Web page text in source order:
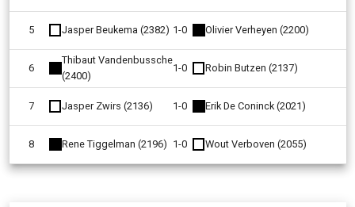
5 Jasper Beukema (2382) 1-0 Olivier Verheyen (2200)
6
Thibaut Vandenbussche
(2400)
1-0 Robin Butzen (2137)
7 Jasper Zwirs (2136) 1-0 Erik De Coninck (2021)
8 Rene Tiggelman (2196) 1-0 Wout Verboven (2055)